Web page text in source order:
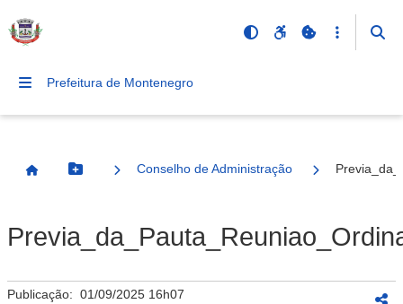
Prefeitura de Montenegro
Página InicialBotão Menu
Conselho de Administração
Publicação: 01/09/2025 16h07